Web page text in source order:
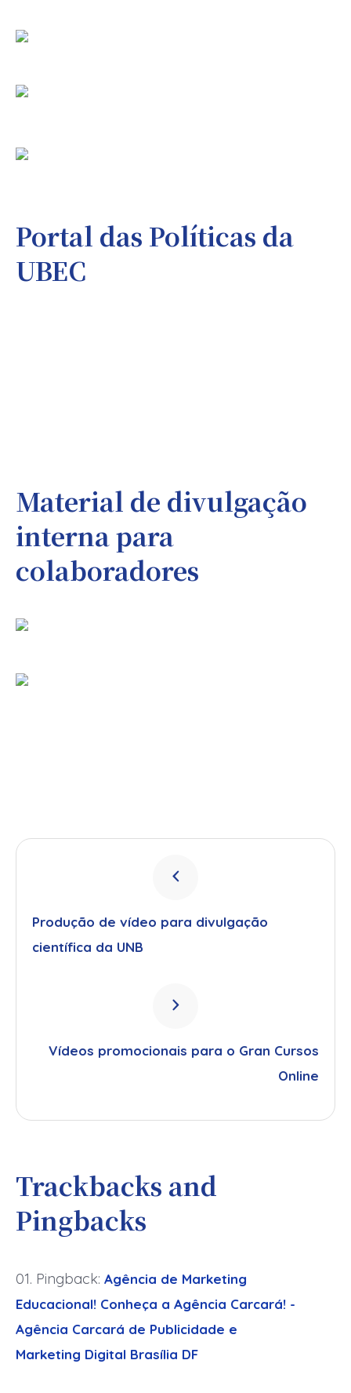
Portal das Políticas da
UBEC
Material de divulgação
interna para
colaboradores
Produção de vídeo para divulgação
científica da UNB
Vídeos promocionais para o Gran Cursos
Online
Trackbacks and
Pingbacks
Pingback: Agência de Marketing
Educacional! Conheça a Agência Carcará! -
Agência Carcará de Publicidade e
Marketing Digital Brasília DF